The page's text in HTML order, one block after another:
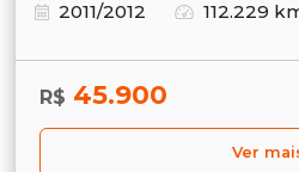
2011/2012
112.229
R$ 45.900
Ver